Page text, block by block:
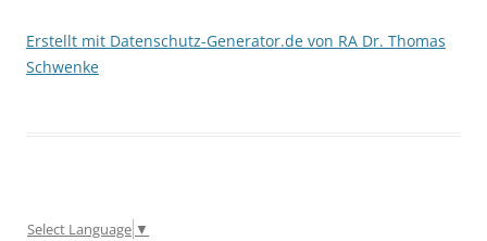
Erstellt mit Datenschutz-Generator.de von RA Dr. Thomas
Schwenke
Select Language ▼